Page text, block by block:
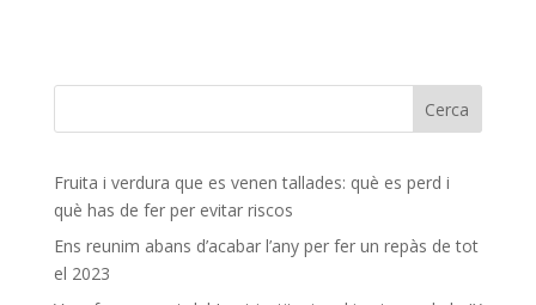
Fruita i verdura que es venen tallades: què es perd i
què has de fer per evitar riscos
Ens reunim abans d’acabar l’any per fer un repàs de tot
el 2023